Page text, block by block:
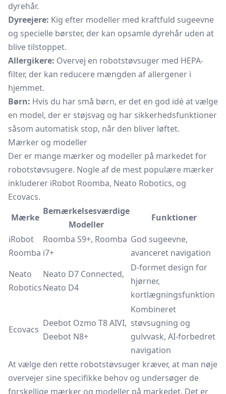
dyrehår.
Dyreejere: Kig efter modeller med kraftfuld sugeevne
og specielle børster, der kan opsamle dyrehår uden at
blive tilstoppet.
Allergikere: Overvej en robotstøvsuger med HEPA-
filter, der kan reducere mængden af allergener i
hjemmet.
Børn: Hvis du har små børn, er det en god idé at vælge
en model, der er støjsvag og har sikkerhedsfunktioner
såsom automatisk stop, når den bliver løftet.
Mærker og modeller
Der er mange mærker og modeller på markedet for
robotstøvsugere. Nogle af de mest populære mærker
inkluderer iRobot Roomba, Neato Robotics, og
Ecovacs.
Mærke
Bemærkelsesværdige
Modeller
Funktioner
iRobot
Roomba
Roomba S9+, Roomba
i7+
God sugeevne,
avanceret navigation
Neato
Robotics
Neato D7 Connected,
Neato D4
D-formet design for
hjørner,
kortlægningsfunktion
Ecovacs
Deebot Ozmo T8 AIVI,
Deebot N8+
Kombineret
støvsugning og
gulvvask, AI-forbedret
navigation
At vælge den rette robotstøvsuger kræver, at man nøje
overvejer sine specifikke behov og undersøger de
forskellige mærker og modeller på markedet. Det er